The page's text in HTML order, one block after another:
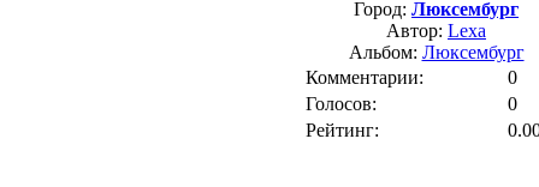
Город: Люксембург
Автор: Lexa
Альбом: Люксембург
Комментарии:
0
Голосов:
0
Рейтинг: